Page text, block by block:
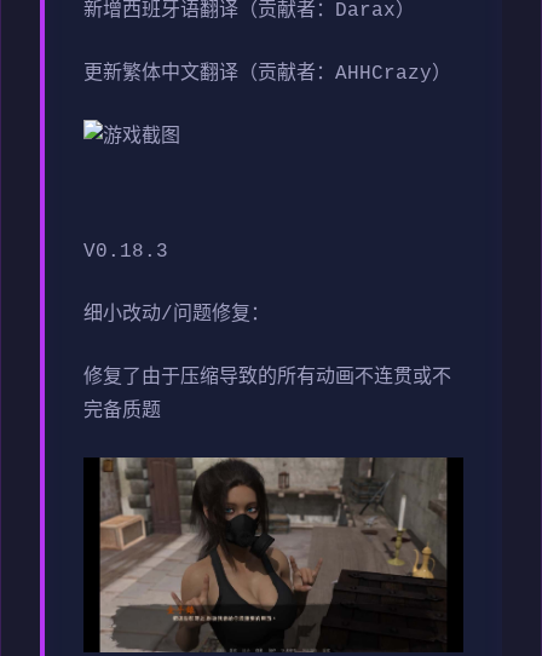
新增西班牙语翻译（贡献者：Darax）
更新繁体中文翻译（贡献者：AHHCrazy）
V0.18.3
细小改动/问题修复：
修复了由于压缩导致的所有动画不连贯或不
完备质题